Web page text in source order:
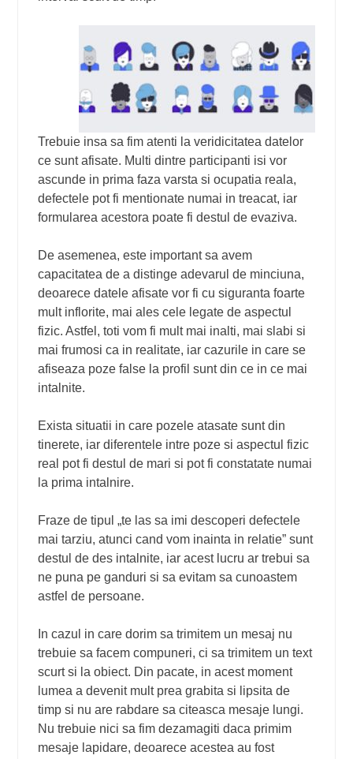
Trebuie insa sa fim atenti la veridicitatea datelor
ce sunt afisate. Multi dintre participanti isi vor
ascunde in prima faza varsta si ocupatia reala,
defectele pot fi mentionate numai in treacat, iar
formularea acestora poate fi destul de evaziva.
De asemenea, este important sa avem
capacitatea de a distinge adevarul de minciuna,
deoarece datele afisate vor fi cu siguranta foarte
mult inflorite, mai ales cele legate de aspectul
fizic. Astfel, toti vom fi mult mai inalti, mai slabi si
mai frumosi ca in realitate, iar cazurile in care se
afiseaza poze false la profil sunt din ce in ce mai
intalnite.
Exista situatii in care pozele atasate sunt din
tinerete, iar diferentele intre poze si aspectul fizic
real pot fi destul de mari si pot fi constatate numai
la prima intalnire.
Fraze de tipul „te las sa imi descoperi defectele
mai tarziu, atunci cand vom inainta in relatie” sunt
destul de des intalnite, iar acest lucru ar trebui sa
ne puna pe ganduri si sa evitam sa cunoastem
astfel de persoane.
In cazul in care dorim sa trimitem un mesaj nu
trebuie sa facem compuneri, ci sa trimitem un text
scurt si la obiect. Din pacate, in acest moment
lumea a devenit mult prea grabita si lipsita de
timp si nu are rabdare sa citeasca mesaje lungi.
Nu trebuie nici sa fim dezamagiti daca primim
mesaje lapidare, deoarece acestea au fost